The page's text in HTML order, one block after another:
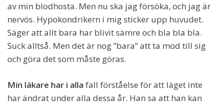
av min blodhosta. Men nu ska jag försöka, och jag är
nervös. Hypokondrikern i mig sticker upp huvudet.
Säger att allt bara har blivit sämre och bla bla bla.
Suck alltså. Men det är nog ”bara” att ta mod till sig
och göra det som måste göras.
Min läkare har i alla fall förståelse för att läget inte
har ändrat under alla dessa år. Han sa att han kan